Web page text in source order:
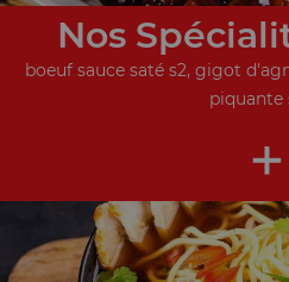
Nos
boeuf sauce saté s2, gigot
piquante
+